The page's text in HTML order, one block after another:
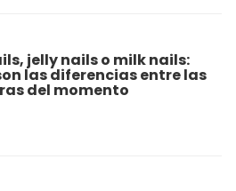
jelly nails o milk nails:
las diferencias entre las
del momento